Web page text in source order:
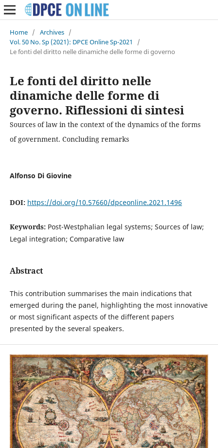
Home / Archives /
Vol. 50 No. Sp (2021): DPCE Online Sp-2021
/
Le fonti del diritto nelle dinamiche delle forme di governo
Le fonti del diritto nelle
dinamiche delle forme di
governo. Riflessioni di sintesi
Sources of law in the context of the dynamics of the forms
of government. Concluding remarks
Alfonso Di Giovine
DOI: https://doi.org/10.57660/dpceonline.2021.1496
Keywords: Post-Westphalian legal systems; Sources of law;
Legal integration; Comparative law
Abstract
This contribution summarises the main indications that
emerged during the panel, highlighting the most innovative
or most significant aspects of the different papers
presented by the several speakers.